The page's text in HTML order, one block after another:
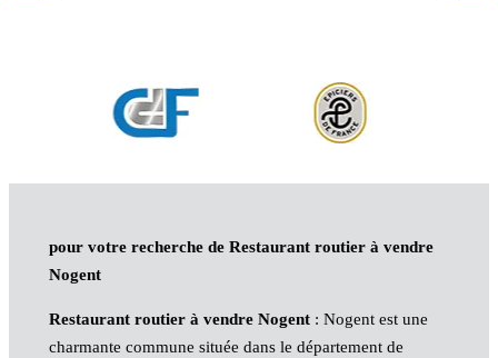
pour votre recherche de Restaurant routier à vendre
Nogent
Restaurant routier à vendre Nogent: Nogent est une
charmante commune située dans le département de